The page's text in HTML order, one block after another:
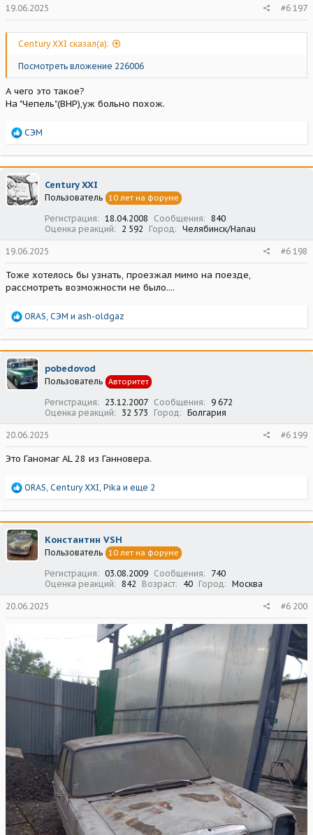
19.06.2025 #6 197
Century XXI сказал(а):
Посмотреть вложение 226006
А чего это такое?
На "Чепель"(ВНР),уж больно похож.
Р
а
к
ц
и
и
СЭМ
Century XXI
Пользователь 10 лет на форуме
Регистрация 18.04.2008 Сообщения
840
Оценка реакций
2 592 Город Челябинск/Hanau
19.06.2025 #6 198
Тоже хотелось бы узнать, проезжал мимо на поезде,
рассмотреть возможности не было....
Р
а
к
ц
и
и
ORAS, СЭМ и ash-oldgaz
pobedovod
Пользователь Авторитет
Регистрация 23.12.2007 Сообщения
9 672
Оценка реакций
32 573 Город Болгария
20.06.2025 #6 199
Это Ганомаг АL 28 из Ганновера.
Р
а
к
ц
и
и
ORAS, Century XXI, Pika и еще 2
Константин VSH
Пользователь 10 лет на форуме
Регистрация 03.08.2009 Сообщения
740
Оценка реакций
842 Возраст 40 Город Москва
20.06.2025 #6 200